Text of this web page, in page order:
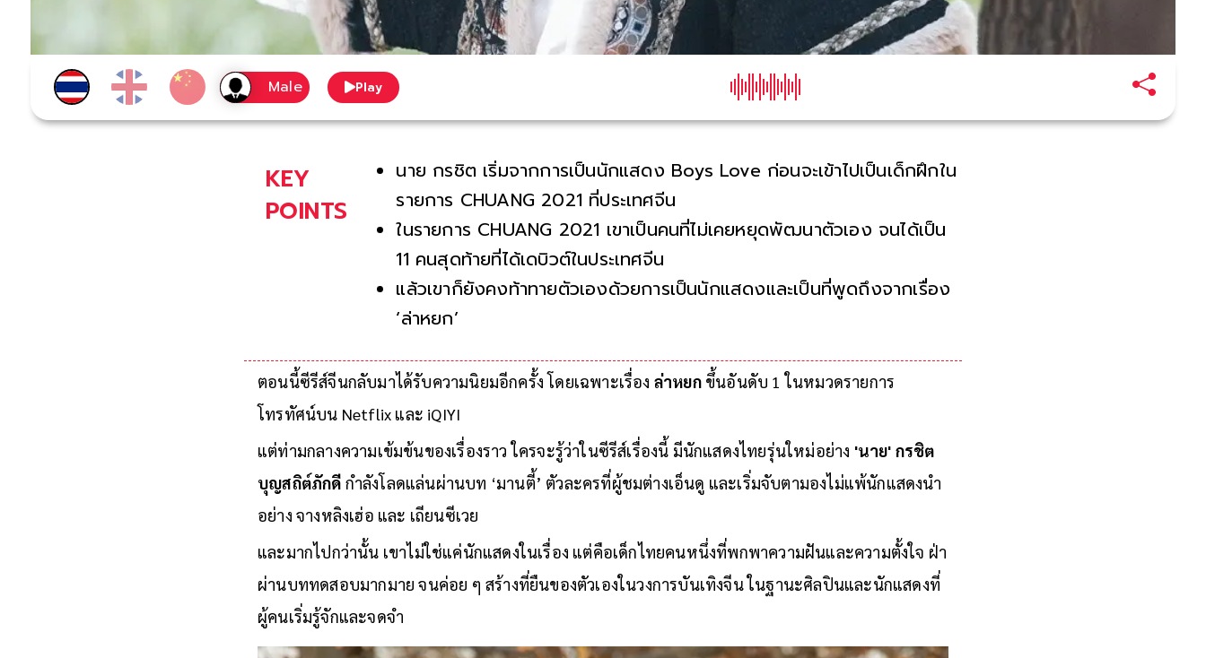
Play
KEY
POINTS
นาย กรชิต เริ่มจากการเป็นนักแสดง Boys Love ก่อนจะเข้าไปเป็นเด็กฝึกใน
รายการ CHUANG 2021 ที่ประเทศจีน
ในรายการ CHUANG 2021 เขาเป็นคนที่ไม่เคยหยุดพัฒนาตัวเอง จนได้เป็น
11 คนสุดท้ายที่ได้เดบิวต์ในประเทศจีน
แล้วเขาก็ยังคงท้าทายตัวเองด้วยการเป็นนักแสดงและเป็นที่พูดถึงจากเรื่อง
‘ล่าหยก’
ตอนนี้ซีรีส์จีนกลับมาได้รับความนิยมอีกครั้ง โดยเฉพาะเรื่อง ล่าหยก ขึ้นอันดับ 1 ในหมวดรายการ
โทรทัศน์บน Netflix และ iQIYI
แต่ท่ามกลางความเข้มข้นของเรื่องราว ใครจะรู้ว่าในซีรีส์เรื่องนี้ มีนักแสดงไทยรุ่นใหม่อย่าง 'นาย' กรชิต
บุญสถิต์ภักดี กำลังโลดแล่นผ่านบท ‘มานตี้’ ตัวละครที่ผู้ชมต่างเอ็นดู และเริ่มจับตามองไม่แพ้นักแสดงนำ
อย่าง จางหลิงเฮ่อ และ เถียนซีเวย
และมากไปกว่านั้น เขาไม่ใช่แค่นักแสดงในเรื่อง แต่คือเด็กไทยคนหนึ่งที่พกพาความฝันและความตั้งใจ ฝ่า
ผ่านบททดสอบมากมาย จนค่อย ๆ สร้างที่ยืนของตัวเองในวงการบันเทิงจีน ในฐานะศิลปินและนักแสดงที่
ผู้คนเริ่มรู้จักและจดจำ